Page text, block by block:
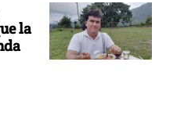
la